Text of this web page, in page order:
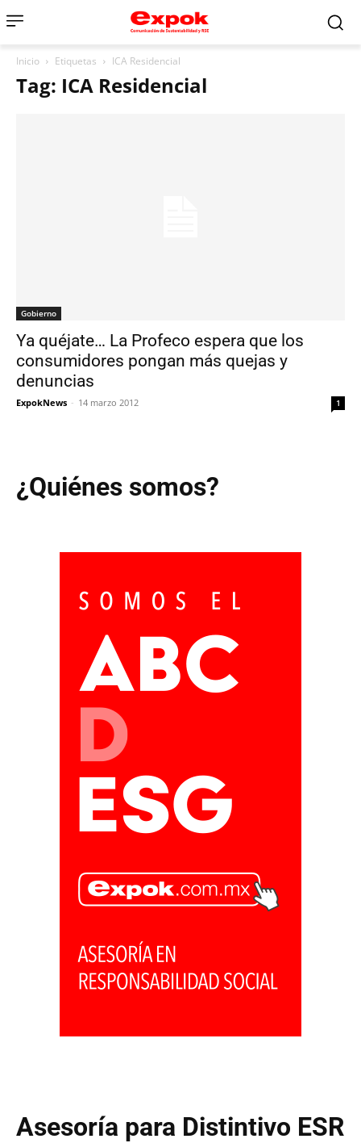
Inicio Etiquetas ICA Residencial
Tag: ICA Residencial
Gobierno
Ya quéjate… La Profeco espera que los
consumidores pongan más quejas y
denuncias
ExpokNews - 14 marzo 2012 1
¿Quiénes somos?
Asesoría para Distintivo ESR